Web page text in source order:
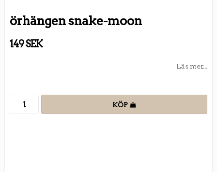
örhängen snake-moon
149 SEK
Läs mer...
KÖP